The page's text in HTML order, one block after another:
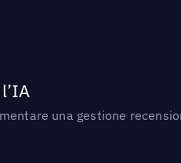
una gestione